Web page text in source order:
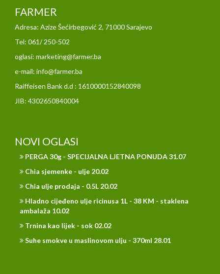
FARMER
Adresa: Azize Šećirbegović 2, 71000 Sarajevo
Tel: 061/ 250-502
oglasi: marketing@farmer.ba
e-mail: info@farmer.ba
Raiffeisen Bank d.d : 1610000152840098
JIB: 4302650840004
NOVI OGLASI
PERGA 30g - SPECIJALNA LJETNA PONUDA 31.07
Chia sjemenke - ulje 20.02
Chia ulje prodaja - 0.5L 20.02
Hladno cijeđeno ulje ricinusa 1L - 38 KM - staklena
ambalaža 10.02
Trnina kao lijek - sok 02.02
Suhe smokve u maslinovom ulju - 370ml 28.01